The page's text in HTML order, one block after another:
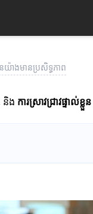
ាងមានប្រសិទ្ធភាព
និង ការស្រាវជ្រាវផ្ទាល់ខ្លួន